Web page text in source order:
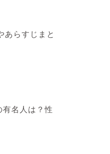
あらすじまと
名人は？性